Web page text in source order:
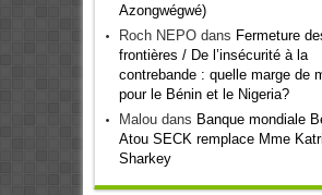
Azongwégwé)
Roch NEPOdans Fermeture
frontières / De l’insécurité à la
contrebande : quelle marge de
pour le Bénin et le Nigeria?
Maloudans Banque mondiale
Atou SECK remplace Mme
Sharkey